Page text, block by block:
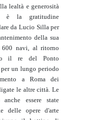
lealtà e generosità
è la gratitudine
da Lucio Silla per
della sua
600 navi, al ritorno
il re del Ponto
un lungo periodo
a Roma dei
le altre città. Le
anche essere state
delle opere d'arte